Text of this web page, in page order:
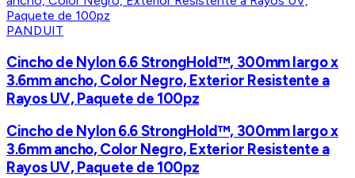
PANDUIT
Cincho de Nylon 6.6 StrongHold™, 300mm largo x
3.6mm ancho, Color Negro, Exterior Resistente a
Rayos UV, Paquete de 100pz
Cincho de Nylon 6.6 StrongHold™, 300mm largo x
3.6mm ancho, Color Negro, Exterior Resistente a
Rayos UV, Paquete de 100pz